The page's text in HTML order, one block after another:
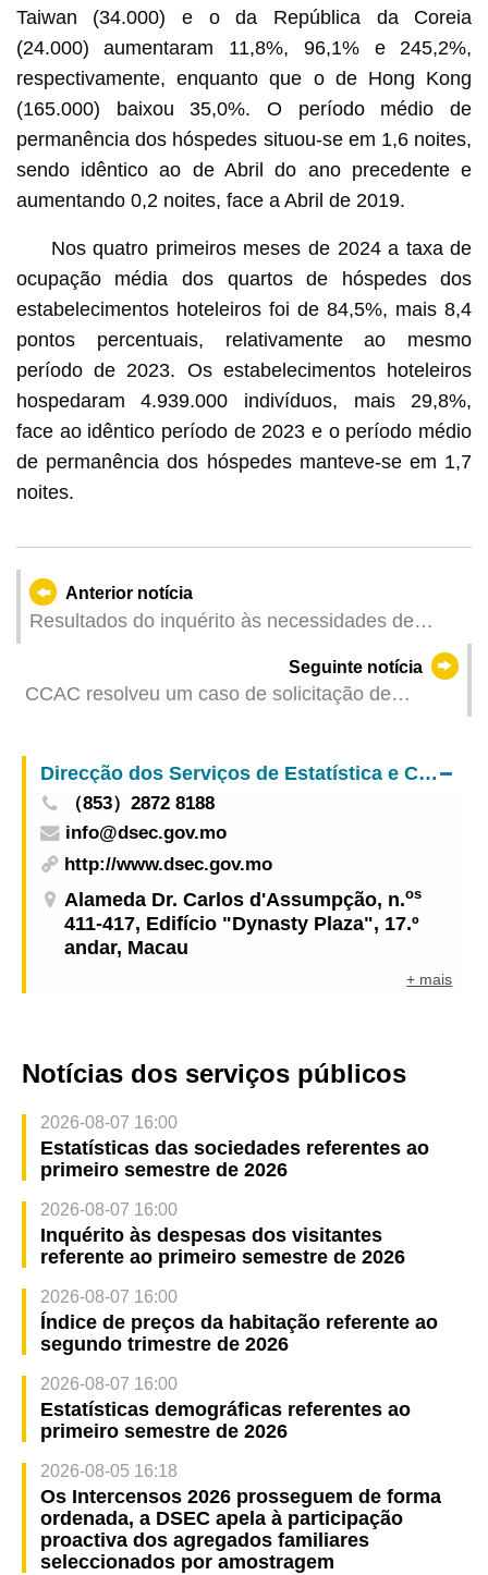
Taiwan (34.000) e o da República da Coreia
(24.000) aumentaram 11,8%, 96,1% e 245,2%,
respectivamente, enquanto que o de Hong Kong
(165.000) baixou 35,0%. O período médio de
permanência dos hóspedes situou-se em 1,6 noites,
sendo idêntico ao de Abril do ano precedente e
aumentando 0,2 noites, face a Abril de 2019.
Nos quatro primeiros meses de 2024 a taxa de
ocupação média dos quartos de hóspedes dos
estabelecimentos hoteleiros foi de 84,5%, mais 8,4
pontos percentuais, relativamente ao mesmo
período de 2023. Os estabelecimentos hoteleiros
hospedaram 4.939.000 indivíduos, mais 29,8%,
face ao idêntico período de 2023 e o período médio
de permanência dos hóspedes manteve-se em 1,7
noites.
Anterior notícia
Resultados do inquérito às necessidades de
mão-de-obra e às remunerações referentes ao 1º
Seguinte notícia
CCAC resolveu um caso de solicitação de
departamento de restauração de uma empresa
pertencente a uma concessionária de jogo
Direcção dos Serviços de Estatística e Censos
（853）2872 8188
info@dsec.gov.mo
http://www.dsec.gov.mo
Alameda Dr. Carlos d'Assumpção, n.os
411-417, Edifício "Dynasty Plaza", 17.º
andar, Macau
+ mais
Notícias dos serviços públicos
2026-08-07 16:00
Estatísticas das sociedades referentes ao
primeiro semestre de 2026
2026-08-07 16:00
Inquérito às despesas dos visitantes
referente ao primeiro semestre de 2026
2026-08-07 16:00
Índice de preços da habitação referente ao
segundo trimestre de 2026
2026-08-07 16:00
Estatísticas demográficas referentes ao
primeiro semestre de 2026
2026-08-05 16:18
Os Intercensos 2026 prosseguem de forma
ordenada, a DSEC apela à participação
proactiva dos agregados familiares
seleccionados por amostragem